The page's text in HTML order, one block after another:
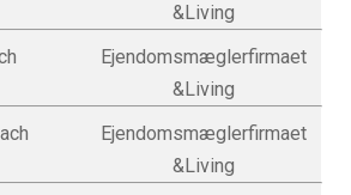
&Living
Ejendomsmæglerfirmaet
&Living
Ejendomsmæglerfirmaet
&Living